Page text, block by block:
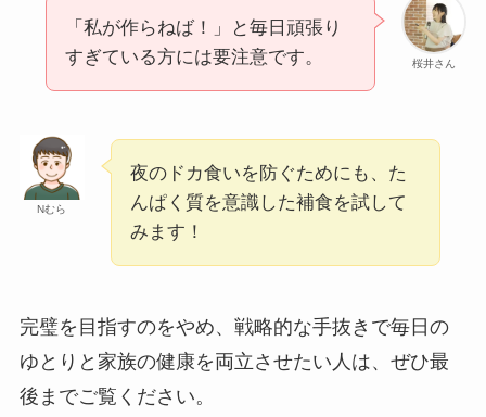
桜井さん
「私が作らねば！」と毎日頑張り
すぎている方には要注意です。
Nむら
夜のドカ食いを防ぐためにも、た
んぱく質を意識した補食を試して
みます！
完璧を目指すのをやめ、戦略的な手抜きで毎日の
ゆとりと家族の健康を両立させたい人は、ぜひ最
後までご覧ください。